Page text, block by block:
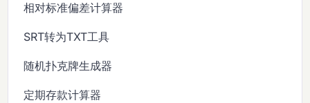
相对标准偏差计算器
SRT转为TXT工具
随机扑克牌生成器
定期存款计算器